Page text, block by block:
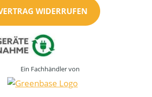
WIDERRUFEN
Ein Fachhändler von